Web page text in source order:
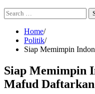
Search
for:
Home
Politik
Siap Memimpin
Siap Memimpin
Mafud